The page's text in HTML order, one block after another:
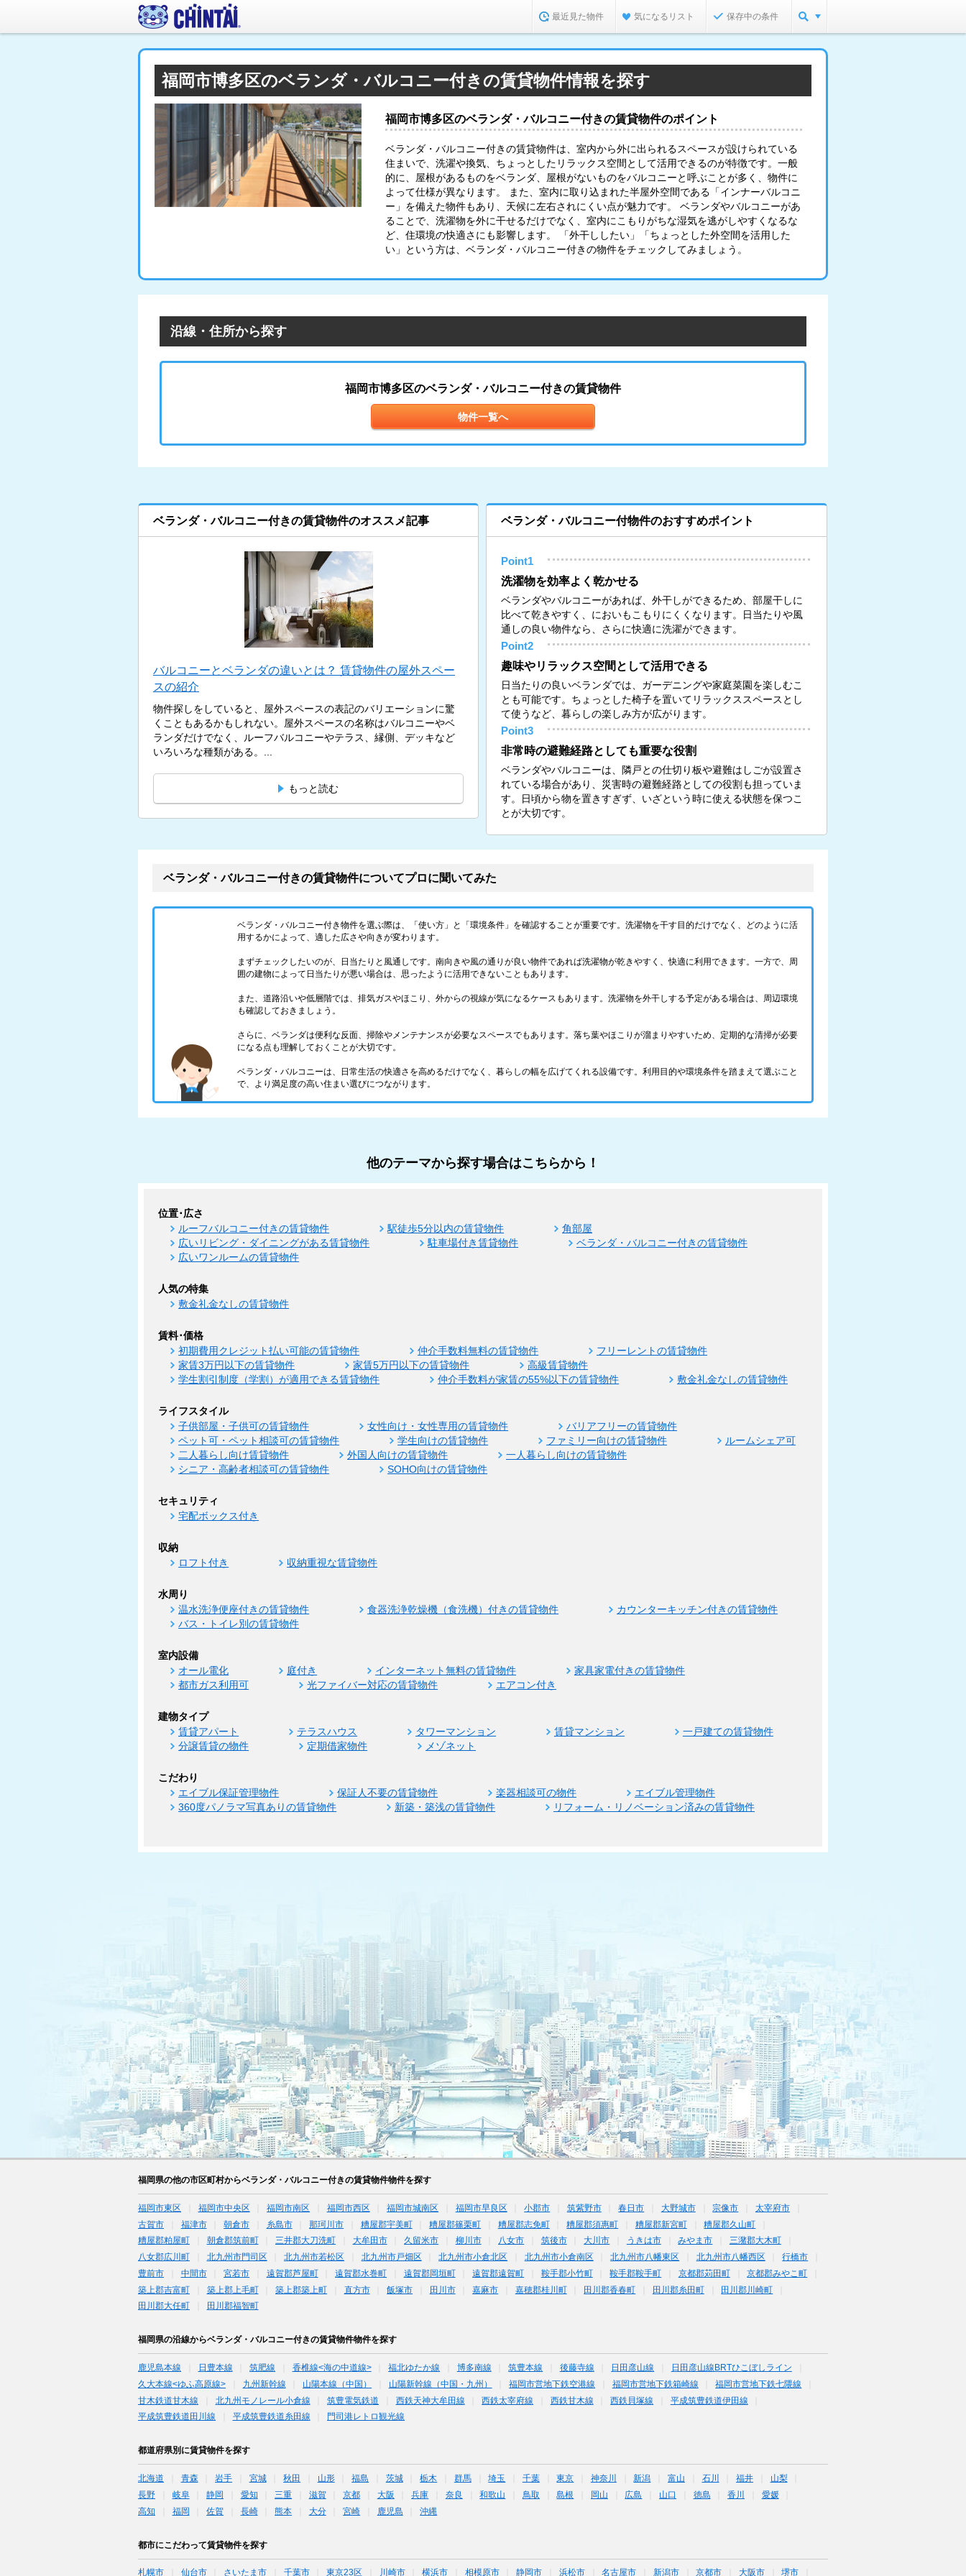
最近見た物件 気になるリスト 保存中の条件
福岡市博多区のベランダ・バルコニー付きの賃貸物件情報を探す
福岡市博多区のベランダ・バルコニー付きの賃貸物件のポイント
ベランダ・バルコニー付きの賃貸物件は、室内から外に出られるスペースが設けられている
住まいで、洗濯や換気、ちょっとしたリラックス空間として活用できるのが特徴です。一般
的に、屋根があるものをベランダ、屋根がないものをバルコニーと呼ぶことが多く、物件に
よって仕様が異なります。 また、室内に取り込まれた半屋外空間である「インナーバルコニ
ー」を備えた物件もあり、天候に左右されにくい点が魅力です。 ベランダやバルコニーがあ
ることで、洗濯物を外に干せるだけでなく、室内にこもりがちな湿気を逃がしやすくなるな
ど、住環境の快適さにも影響します。 「外干ししたい」「ちょっとした外空間を活用した
い」という方は、ベランダ・バルコニー付きの物件をチェックしてみましょう。
沿線・住所から探す
福岡市博多区のベランダ・バルコニー付きの賃貸物件
物件一覧へ
ベランダ・バルコニー付きの賃貸物件のオススメ記事
バルコニーとベランダの違いとは？ 賃貸物件の屋外スペー
スの紹介
物件探しをしていると、屋外スペースの表記のバリエーションに驚
くこともあるかもしれない。屋外スペースの名称はバルコニーやベ
ランダだけでなく、ルーフバルコニーやテラス、縁側、デッキなど
いろいろな種類がある。...
もっと読む
ベランダ・バルコニー付物件のおすすめポイント
Point1
洗濯物を効率よく乾かせる
ベランダやバルコニーがあれば、外干しができるため、部屋干しに
比べて乾きやすく、においもこもりにくくなります。日当たりや風
通しの良い物件なら、さらに快適に洗濯ができます。
Point2
趣味やリラックス空間として活用できる
日当たりの良いベランダでは、ガーデニングや家庭菜園を楽しむこ
とも可能です。ちょっとした椅子を置いてリラックススペースとし
て使うなど、暮らしの楽しみ方が広がります。
Point3
非常時の避難経路としても重要な役割
ベランダやバルコニーは、隣戸との仕切り板や避難はしごが設置さ
れている場合があり、災害時の避難経路としての役割も担っていま
す。日頃から物を置きすぎず、いざという時に使える状態を保つこ
とが大切です。
ベランダ・バルコニー付きの賃貸物件についてプロに聞いてみた
ベランダ・バルコニー付き物件を選ぶ際は、「使い方」と「環境条件」を確認することが重要です。洗濯物を干す目的だけでなく、どのように活
用するかによって、適した広さや向きが変わります。
まずチェックしたいのが、日当たりと風通しです。南向きや風の通りが良い物件であれば洗濯物が乾きやすく、快適に利用できます。一方で、周
囲の建物によって日当たりが悪い場合は、思ったように活用できないこともあります。
また、道路沿いや低層階では、排気ガスやほこり、外からの視線が気になるケースもあります。洗濯物を外干しする予定がある場合は、周辺環境
も確認しておきましょう。
さらに、ベランダは便利な反面、掃除やメンテナンスが必要なスペースでもあります。落ち葉やほこりが溜まりやすいため、定期的な清掃が必要
になる点も理解しておくことが大切です。
ベランダ・バルコニーは、日常生活の快適さを高めるだけでなく、暮らしの幅を広げてくれる設備です。利用目的や環境条件を踏まえて選ぶこと
で、より満足度の高い住まい選びにつながります。
他のテーマから探す場合はこちらから！
位置･広さ
ルーフバルコニー付きの賃貸物件 駅徒歩5分以内の賃貸物件
角部屋
広いリビング・ダイニングがある賃貸物件
駐車場付き賃貸物件
ベランダ・バルコニー付きの賃貸物件
広いワンルームの賃貸物件
人気の特集
敷金礼金なしの賃貸物件
賃料･価格
初期費用クレジット払い可能の賃貸物件 仲介手数料無料の賃貸物件
フリーレントの賃貸物件
家賃3万円以下の賃貸物件
家賃5万円以下の賃貸物件
高級賃貸物件
学生割引制度（学割）が適用できる賃貸物件
仲介手数料が家賃の55%以下の賃貸物件 敷金礼金なしの賃貸物件
ライフスタイル
子供部屋・子供可の賃貸物件 女性向け・女性専用の賃貸物件
バリアフリーの賃貸物件
ペット可・ペット相談可の賃貸物件
学生向けの賃貸物件 ファミリー向けの賃貸物件
ルームシェア可
二人暮らし向け賃貸物件
外国人向けの賃貸物件
一人暮らし向けの賃貸物件
シニア・高齢者相談可の賃貸物件
SOHO向けの賃貸物件
セキュリティ
宅配ボックス付き
収納
ロフト付き 収納重視な賃貸物件
水周り
温水洗浄便座付きの賃貸物件 食器洗浄乾燥機（食洗機）付きの賃貸物件
カウンターキッチン付きの賃貸物件
バス・トイレ別の賃貸物件
室内設備
オール電化 庭付き インターネット無料の賃貸物件
家具家電付きの賃貸物件
都市ガス利用可
光ファイバー対応の賃貸物件 エアコン付き
建物タイプ
賃貸アパート テラスハウス タワーマンション 賃貸マンション
一戸建ての賃貸物件
分譲賃貸の物件
定期借家物件 メゾネット
こだわり
エイブル保証管理物件 保証人不要の賃貸物件 楽器相談可の物件
エイブル管理物件
360度パノラマ写真ありの賃貸物件
新築・築浅の賃貸物件 リフォーム・リノベーション済みの賃貸物件
福岡県の他の市区町村からベランダ・バルコニー付きの賃貸物件物件を探す
福岡市東区 福岡市中央区 福岡市南区 福岡市西区 福岡市城南区 福岡市早良区 小郡市 筑紫野市 春日市 大野城市 宗像市
太宰府市
古賀市
福津市 朝倉市 糸島市 那珂川市 糟屋郡宇美町 糟屋郡篠栗町 糟屋郡志免町 糟屋郡須惠町 糟屋郡新宮町
糟屋郡久山町
糟屋郡粕屋町
朝倉郡筑前町 三井郡大刀洗町 大牟田市 久留米市 柳川市 八女市 筑後市 大川市 うきは市 みやま市
三潴郡大木町
八女郡広川町
北九州市門司区 北九州市若松区 北九州市戸畑区 北九州市小倉北区 北九州市小倉南区 北九州市八幡東区 北九州市八幡西区
行橋市
豊前市
中間市 宮若市 遠賀郡芦屋町 遠賀郡水巻町 遠賀郡岡垣町 遠賀郡遠賀町 鞍手郡小竹町 鞍手郡鞍手町 京都郡苅田町
京都郡みやこ町
築上郡吉富町
築上郡上毛町 築上郡築上町 直方市 飯塚市 田川市 嘉麻市 嘉穂郡桂川町 田川郡香春町 田川郡糸田町
田川郡川崎町
田川郡大任町
田川郡福智町
福岡県の沿線からベランダ・バルコニー付きの賃貸物件物件を探す
鹿児島本線 日豊本線 筑肥線 香椎線<海の中道線> 福北ゆたか線 博多南線 筑豊本線 後藤寺線 日田彦山線
日田彦山線BRTひこぼしライン
久大本線<ゆふ高原線>
九州新幹線 山陽本線（中国） 山陽新幹線（中国・九州） 福岡市営地下鉄空港線 福岡市営地下鉄箱崎線
福岡市営地下鉄七隈線
甘木鉄道甘木線
北九州モノレール小倉線 筑豊電気鉄道 西鉄天神大牟田線 西鉄太宰府線 西鉄甘木線 西鉄貝塚線
平成筑豊鉄道伊田線
平成筑豊鉄道田川線
平成筑豊鉄道糸田線 門司港レトロ観光線
都道府県別に賃貸物件を探す
北海道 青森 岩手 宮城 秋田 山形 福島 茨城 栃木 群馬 埼玉 千葉 東京 神奈川 新潟 富山 石川 福井
山梨
長野
岐阜 静岡 愛知 三重 滋賀 京都 大阪 兵庫 奈良 和歌山 鳥取 島根 岡山 広島 山口 徳島 香川
愛媛
高知
福岡 佐賀 長崎 熊本 大分 宮崎 鹿児島 沖縄
都市にこだわって賃貸物件を探す
札幌市 仙台市 さいたま市 千葉市 東京23区 川崎市 横浜市 相模原市 静岡市 浜松市 名古屋市 新潟市 京都市 大阪市 堺市